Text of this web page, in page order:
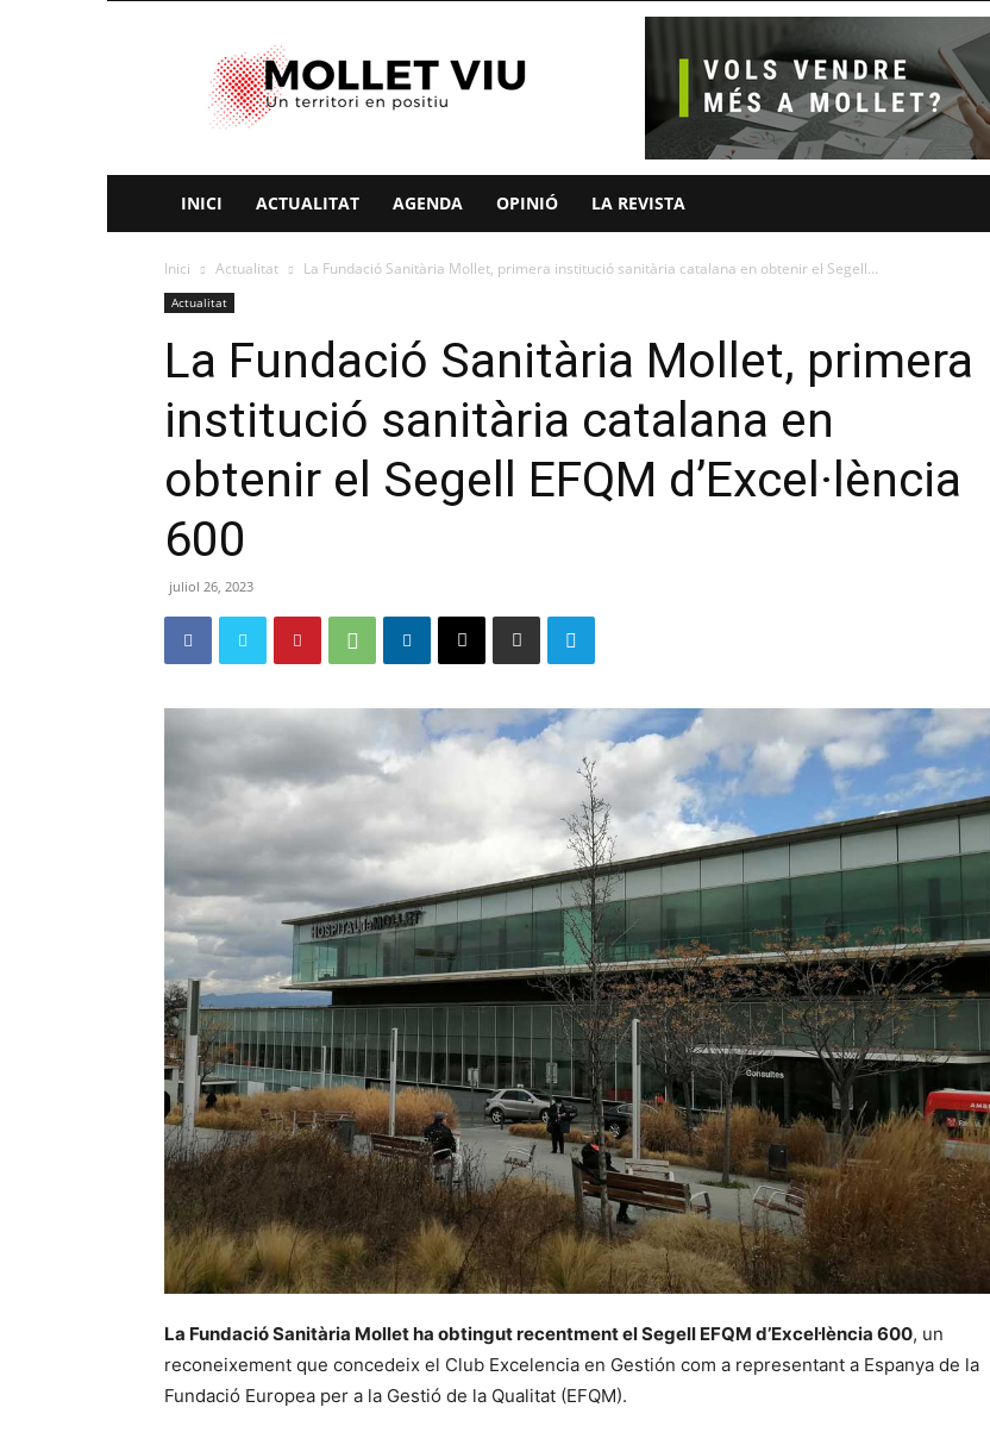
Mollet
Viu
INICI ACTUALITAT AGENDA OPINIÓ LA REVISTA
Inici Actualitat La Fundació Sanitària Mollet, primera institució sanitària catalana en obtenir el Segell...
Actualitat
La Fundació Sanitària Mollet, primera
institució sanitària catalana en
obtenir el Segell EFQM d’Excel·lència
600
juliol 26, 2023
La Fundació Sanitària Mollet ha obtingut recentment el Segell EFQM d’Excel·lència 600, un
reconeixement que concedeix el Club Excelencia en Gestión com a representant a Espanya de la
Fundació Europea per a la Gestió de la Qualitat (EFQM).